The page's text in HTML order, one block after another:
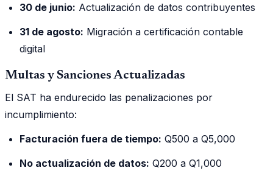
30 de junio: Actualización de datos contribuyentes
31 de agosto: Migración a certificación contable
digital
Multas y Sanciones Actualizadas
El SAT ha endurecido las penalizaciones por
incumplimiento:
Facturación fuera de tiempo: Q500 a Q5,000
No actualización de datos: Q200 a Q1,000